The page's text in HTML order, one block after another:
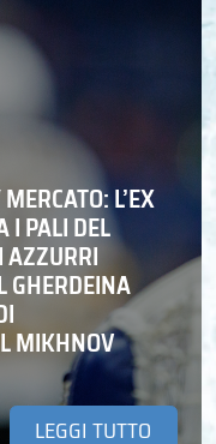
L’EX
I PALI DEL
AZZURRI
GHERDEINA
MIKHNOV
LEGGI TUTTO